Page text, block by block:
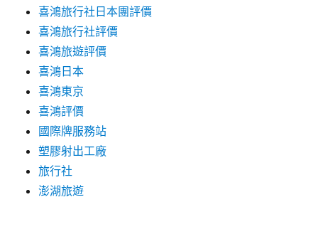
喜鴻旅行社日本團評價
喜鴻旅行社評價
喜鴻旅遊評價
喜鴻日本
喜鴻東京
喜鴻評價
國際牌服務站
塑膠射出工廠
旅行社
澎湖旅遊